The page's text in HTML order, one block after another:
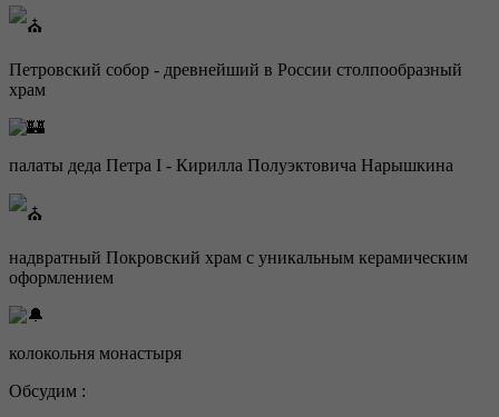
Петровский собор - древнейший в России столпообразный
храм
палаты деда Петра I - Кирилла Полуэктовича Нарышкина
надвратный Покровский храм с уникальным керамическим
оформлением
колокольня монастыря
Обсудим :